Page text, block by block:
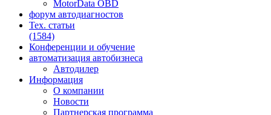
MotorData OBD
форум автодиагностов
Тех. статьи
(1584)
Конференции и обучение
автоматизация автобизнеса
Автодилер
Информация
О компании
Новости
Партнерская программа